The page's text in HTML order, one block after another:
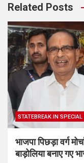
Related Posts
STATEBREAK.IN SPECIAL
भाजपा पिछड़ा वर्ग
बाड़ोलिया बनाए गए